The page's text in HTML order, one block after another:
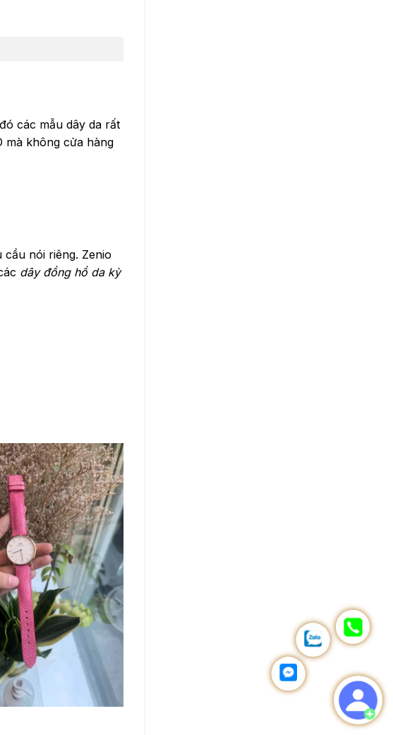
các mẫu dây da rất
mà không cửa hàng
nói riêng. Zenio
dây đồng hồ da kỳ